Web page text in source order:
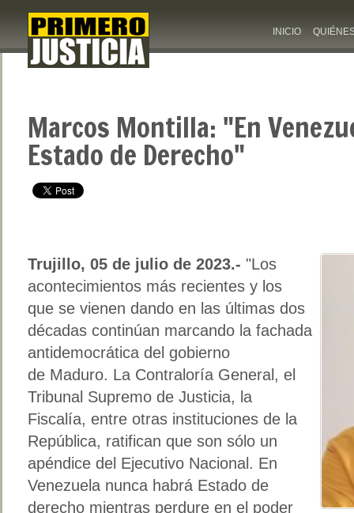
INICIO
Marcos Montilla: "En
Estado de Derecho"
Trujillo, 05 de julio de 2023.- "Los
acontecimientos más recientes y los
que se vienen dando en las últimas dos
décadas continúan marcando la fachada
antidemocrática del gobierno
de Maduro. La Contraloría General, el
Tribunal Supremo de Justicia, la
Fiscalía, entre otras instituciones de la
República, ratifican que son sólo un
apéndice del Ejecutivo Nacional. En
Venezuela nunca habrá Estado de
derecho mientras perdure en el poder